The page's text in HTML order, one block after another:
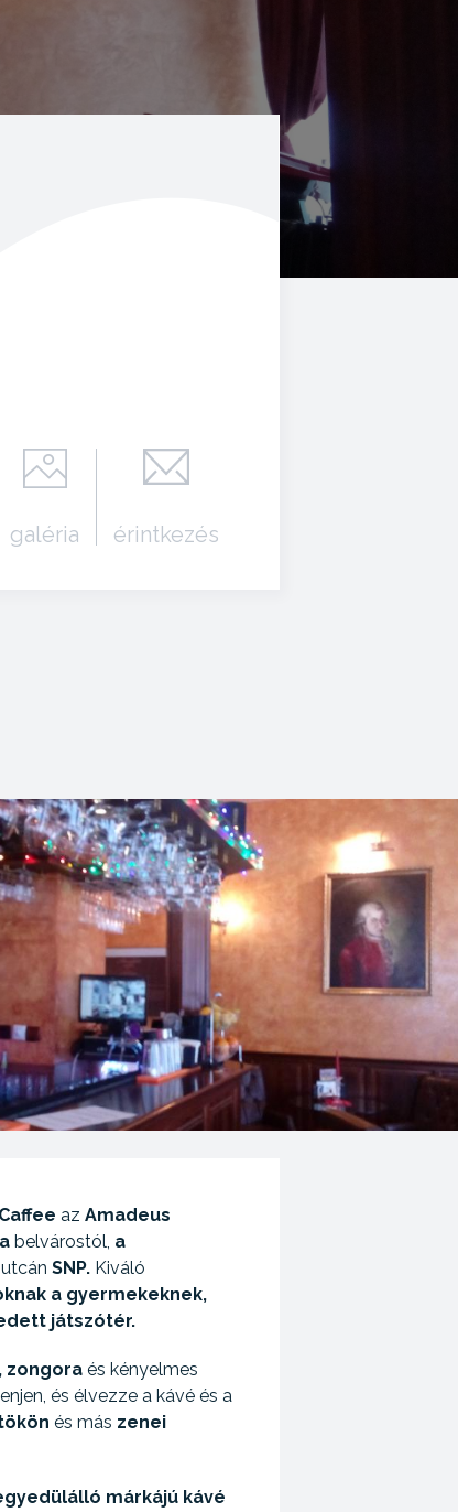
galéria érintkezés
azAmadeus
a belvárostól, a
SNP. Kiváló
a gyermekeknek,
játszótér.
zongora és kényelmes
és élvezze a kávé és a
és más zenei
márkájú kávé